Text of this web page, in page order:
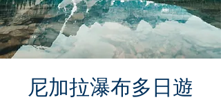
尼加拉瀑布多日遊